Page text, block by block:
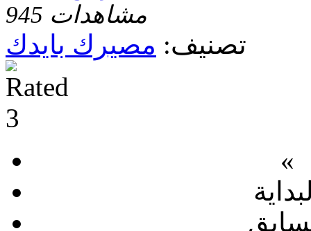
945 مشاهدات
تصنيف: مصيرك بايدك
«